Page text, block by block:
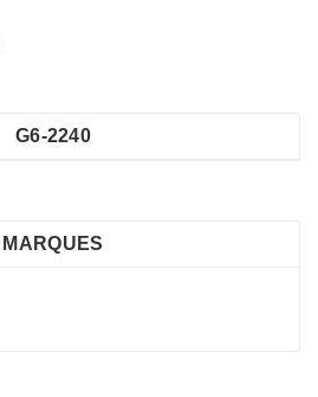
G6-2240
MARQUES